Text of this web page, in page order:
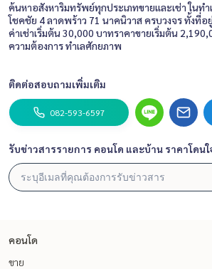
ค้นหาอสังหาริมทรัพย์ทุกประเภทขายและเช่า ในท
โชคชัย 4 ลาดพร้าว 71 นาคนิวาส ครบวงจร ทั้งที่
ค่าเช่าเริ่มต้น 30,000 บาทราคาขายเริ่มต้น
ความต้องการ ทำเลศักยภาพ
ติดต่อสอบถามเพิ่มเติม
082-593-6597
รับข่าวสารรายการ คอนโด และบ้าน ราคาโดนใ
คอนโด
ขาย